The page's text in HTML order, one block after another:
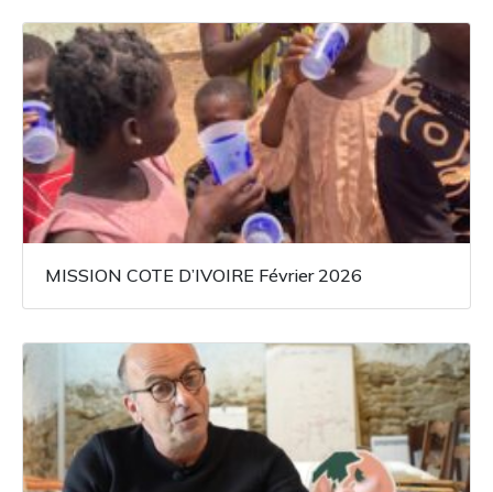
MISSION COTE D’IVOIRE Février 2026